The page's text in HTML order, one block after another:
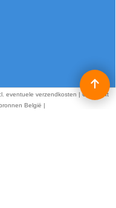
eventuele verzendkosten | Copyright
België |